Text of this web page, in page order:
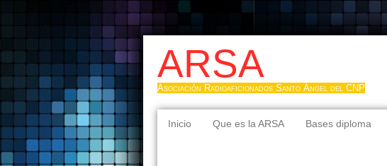
ARSA
Asociación Radioaficionados Santo Ángel del CNP
Inicio Que es la ARSA Bases diploma